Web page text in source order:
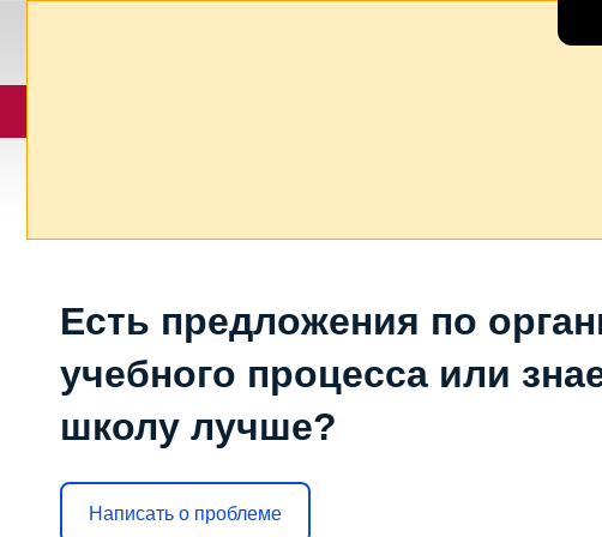
Есть предложения по
учебного процесса или
школу лучше?
Написать о проблеме